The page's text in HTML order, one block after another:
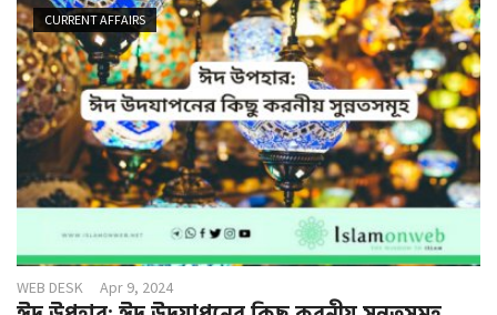
CURRENT AFFAIRS
WEB DESK Apr 9, 2024